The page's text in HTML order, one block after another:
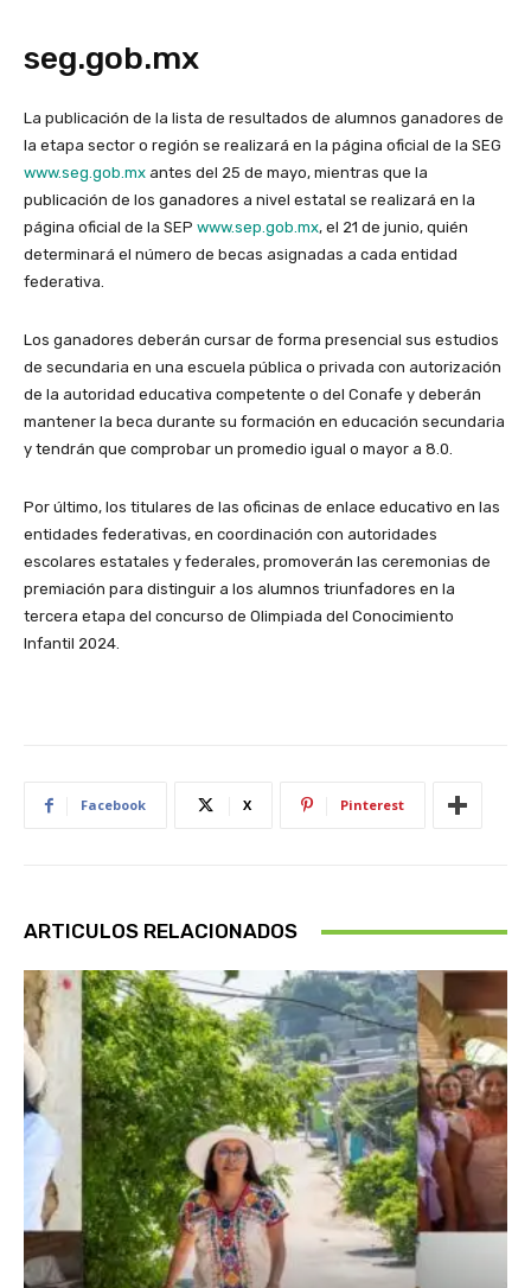
seg.gob.mx
La publicación de la lista de resultados de alumnos ganadores de
la etapa sector o región se realizará en la página oficial de la SEG
www.seg.gob.mx antes del 25 de mayo, mientras que la
publicación de los ganadores a nivel estatal se realizará en la
página oficial de la SEP www.sep.gob.mx, el 21 de junio, quién
determinará el número de becas asignadas a cada entidad
federativa.
Los ganadores deberán cursar de forma presencial sus estudios
de secundaria en una escuela pública o privada con autorización
de la autoridad educativa competente o del Conafe y deberán
mantener la beca durante su formación en educación secundaria
y tendrán que comprobar un promedio igual o mayor a 8.0.
Por último, los titulares de las oficinas de enlace educativo en las
entidades federativas, en coordinación con autoridades
escolares estatales y federales, promoverán las ceremonias de
premiación para distinguir a los alumnos triunfadores en la
tercera etapa del concurso de Olimpiada del Conocimiento
Infantil 2024.
Facebook X Pinterest
ARTICULOS RELACIONADOS